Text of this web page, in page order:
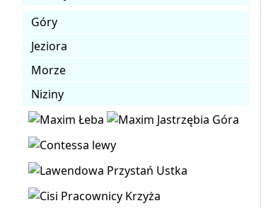
Góry
Jeziora
Morze
Niziny